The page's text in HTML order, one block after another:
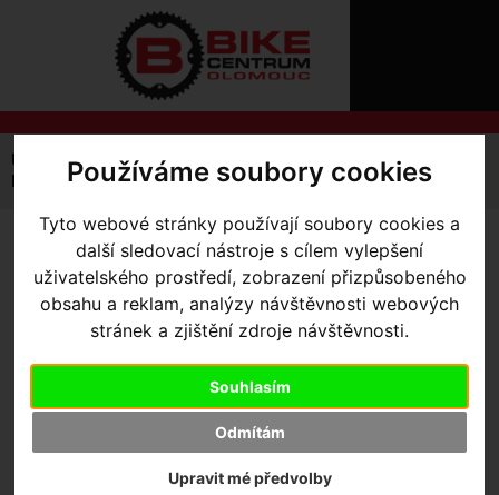
Používáme soubory cookies
Tyto webové stránky používají soubory cookies a
další sledovací nástroje s cílem vylepšení
uživatelského prostředí, zobrazení přizpůsobeného
obsahu a reklam, analýzy návštěvnosti webových
stránek a zjištění zdroje návštěvnosti.
Souhlasím
Odmítám
Upravit mé předvolby
NÁSO
NÁKUPU
SLUŽBY
ZTRATILI
Úvodní strana Výbava pro jezdce
Rukavice
Pánské
Krátké Body Geometry Dual-Gel Gloves
BODY GEOMETRY DUAL-
GEL GLOVES- Black/Carbon
Grey Small
Výrobce:
Specialized
kontaktujte nás